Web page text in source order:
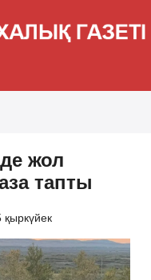
жол
тапты